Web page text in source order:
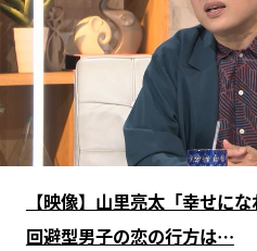
【映像】山里亮太「幸せに
回避型男子の恋の行方は…